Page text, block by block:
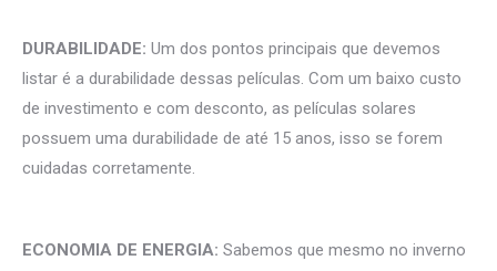
DURABILIDADE: Um dos pontos principais que devemos
listar é a durabilidade dessas películas. Com um baixo custo
de investimento e com desconto, as películas solares
possuem uma durabilidade de até 15 anos, isso se forem
cuidadas corretamente.
ECONOMIA DE ENERGIA: Sabemos que mesmo no inverno